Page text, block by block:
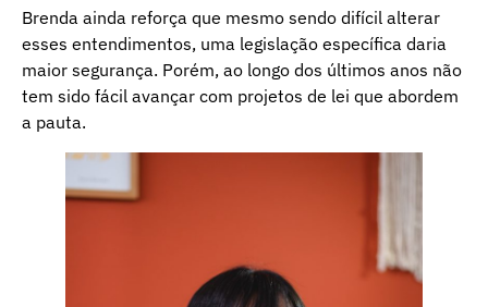
Brenda ainda reforça que mesmo sendo difícil alterar
esses entendimentos, uma legislação específica daria
maior segurança. Porém, ao longo dos últimos anos não
tem sido fácil avançar com projetos de lei que abordem
a pauta.